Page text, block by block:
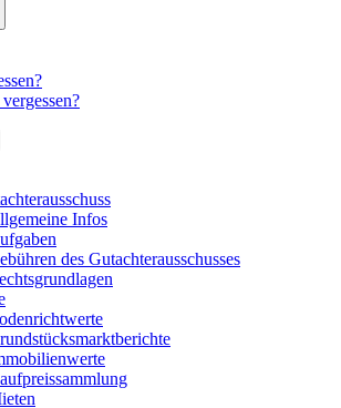
Infos
des Gutachterausschusses